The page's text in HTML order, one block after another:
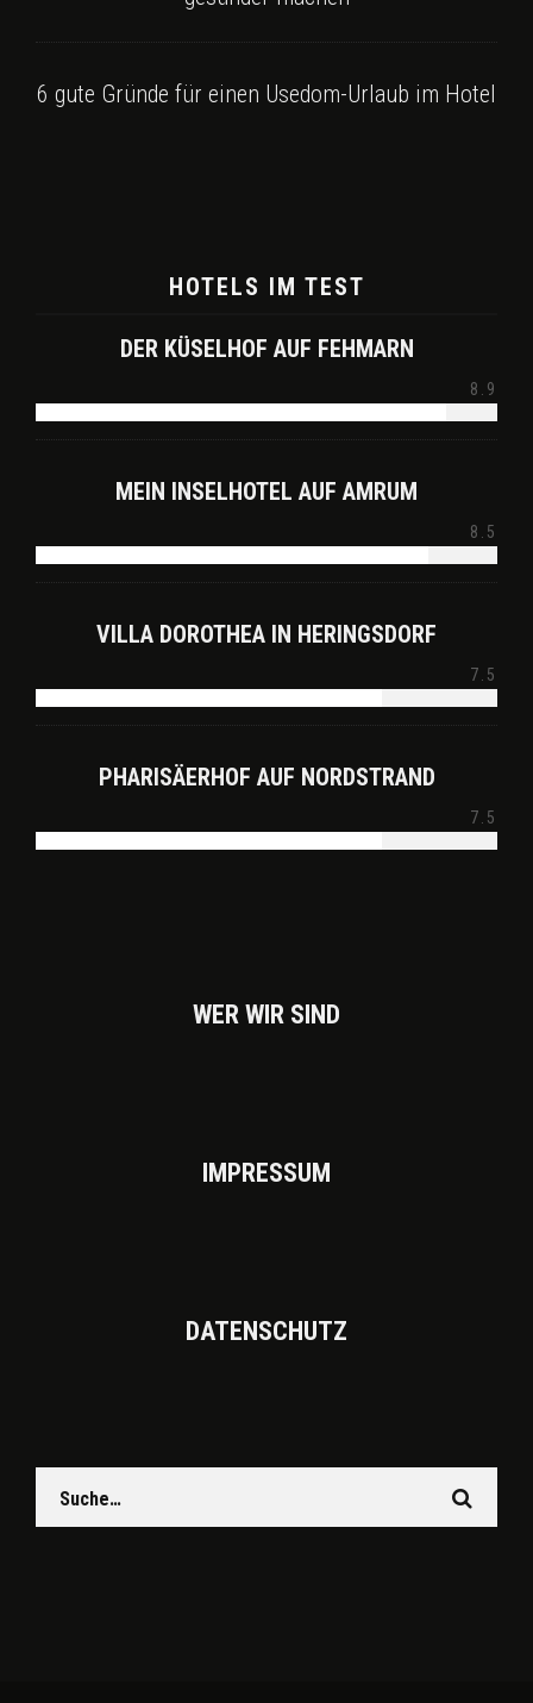
6 gute Gründe für einen Usedom-Urlaub im Hotel
HOTELS IM TEST
DER KÜSELHOF AUF FEHMARN
8.9
MEIN INSELHOTEL AUF AMRUM
8.5
VILLA DOROTHEA IN HERINGSDORF
7.5
PHARISÄERHOF AUF NORDSTRAND
7.5
WER WIR SIND
IMPRES­SUM
DATEN­SCHUTZ